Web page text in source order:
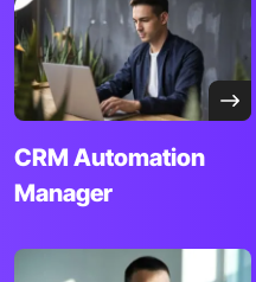
CRM Automation
Manager